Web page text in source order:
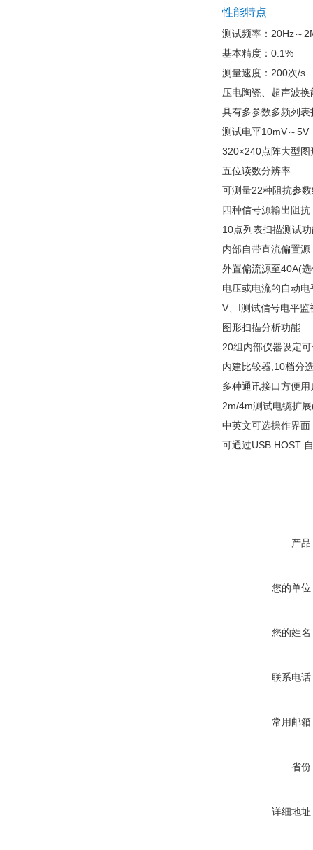
性能特点
测试频率：20Hz～
基本精度：0.1%
测量速度：200次/s
压电陶瓷、超声波
具有多参数多频列表
测试电平10mV～5V
320×240点阵大型图
五位读数分辨率
可测量22种阻抗参
四种信号源输出阻抗
10点列表扫描测试
内部自带直流偏置源
外置偏流源至40A(
电压或电流的自动
V、I测试信号电平监
图形扫描分析功能
20组内部仪器设定
内建比较器,10档分
多种通讯接口方便
2m/4m测试电缆扩
中英文可选操作界面
可通过USB HOST
产品
您的单位
您的姓名
联系电话
常用邮箱
省份
详细地址